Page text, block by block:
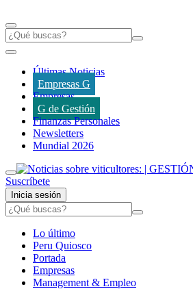
Últimas Noticias
Empresas G
Empresas
G de Gestión
Finanzas Personales
Newsletters
Mundial 2026
Suscríbete
Inicia sesión
Lo último
Peru Quiosco
Portada
Empresas
Management & Empleo